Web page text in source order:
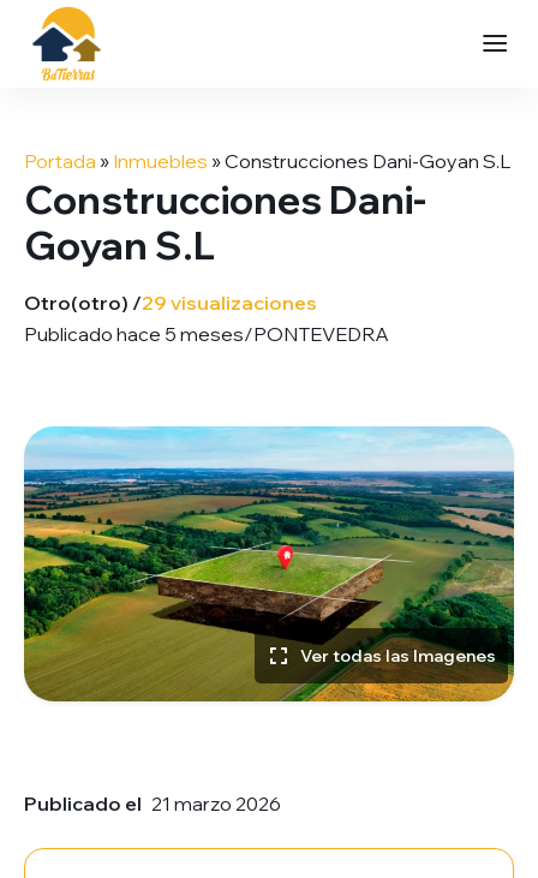
contenido
Portada » Inmuebles »Construcciones Dani-Goyan S.L
Construcciones Dani-
Goyan S.L
Otro(otro) /29 visualizaciones
Publicado hace 5 meses/PONTEVEDRA
Ver todas las Imagenes
Publicado el 21 marzo 2026